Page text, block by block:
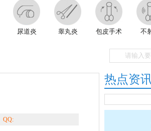
尿道炎 睾丸炎 包皮手术 不
QQ:
热点资